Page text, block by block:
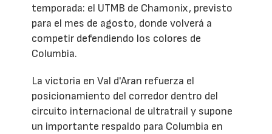
temporada: el UTMB de Chamonix, previsto
para el mes de agosto, donde volverá a
competir defendiendo los colores de
Columbia.
La victoria en Val d'Aran refuerza el
posicionamiento del corredor dentro del
circuito internacional de ultratrail y supone
un importante respaldo para Columbia en